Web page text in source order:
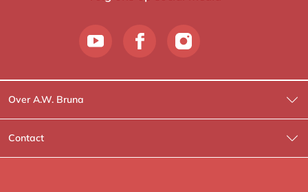
Over A.W. Bruna
Wat wij doen
Wie is Wie?
Contact
Contactinformatie